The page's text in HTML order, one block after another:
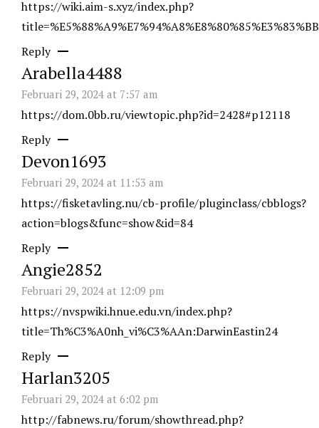
https://wiki.aim-s.xyz/index.php?
Reply
Arabella4488
Februari 29, 2024 at 7:57 am
https://dom.0bb.ru/viewtopic.php?id=2428#p12118
Reply
Devon1693
Februari 29, 2024 at 11:53 am
https://fisketavling.nu/cb-profile/pluginclass/cbblogs?
action=blogs&func=show&id=84
Reply
Angie2852
Februari 29, 2024 at 12:09 pm
https://nvspwiki.hnue.edu.vn/index.php?
title=Th%C3%A0nh_vi%C3%AAn:DarwinEastin24
Reply
Harlan3205
Februari 29, 2024 at 6:02 pm
http://fabnews.ru/forum/showthread.php?